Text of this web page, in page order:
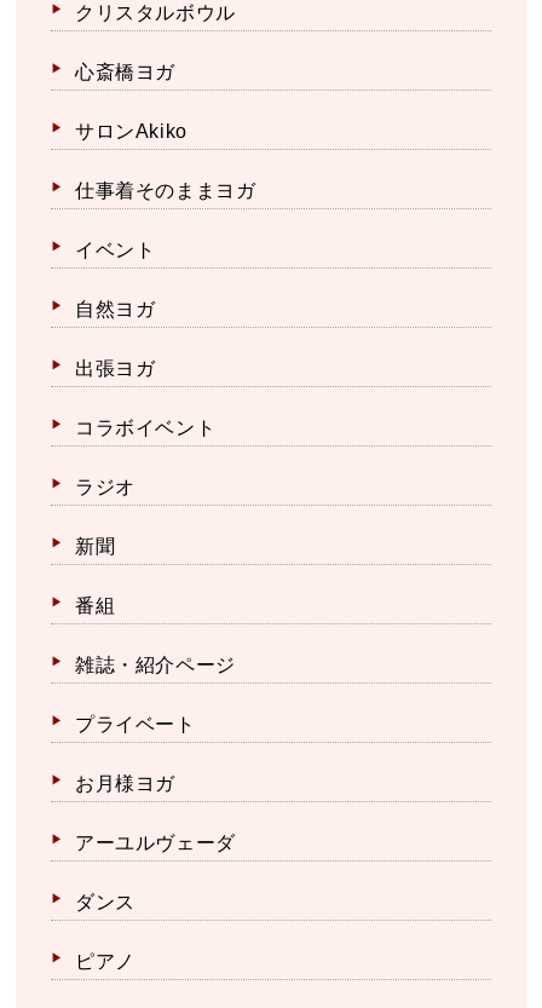
クリスタルボウル
心斎橋ヨガ
サロンAkiko
仕事着そのままヨガ
イベント
自然ヨガ
出張ヨガ
コラボイベント
ラジオ
新聞
番組
雑誌・紹介ページ
プライベート
お月様ヨガ
アーユルヴェーダ
ダンス
ピアノ